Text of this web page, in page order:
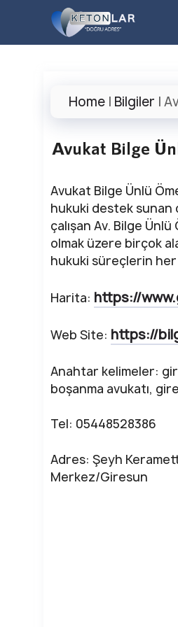
Home | Bilgiler |
Avukat Bilge
Avukat Bilge Ünlü
hukuki destek sunan
çalışan Av. Bilge
olmak üzere birçok
hukuki süreçlerin her
Harita: https://
Web Site: https://
Anahtar kelimeler:
boşanma avukatı,
Tel: 05448528386
Adres: Şeyh
Merkez/Giresun